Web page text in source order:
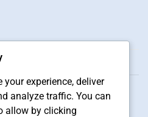
experience, deliver
analyze traffic. You can
allow by clicking